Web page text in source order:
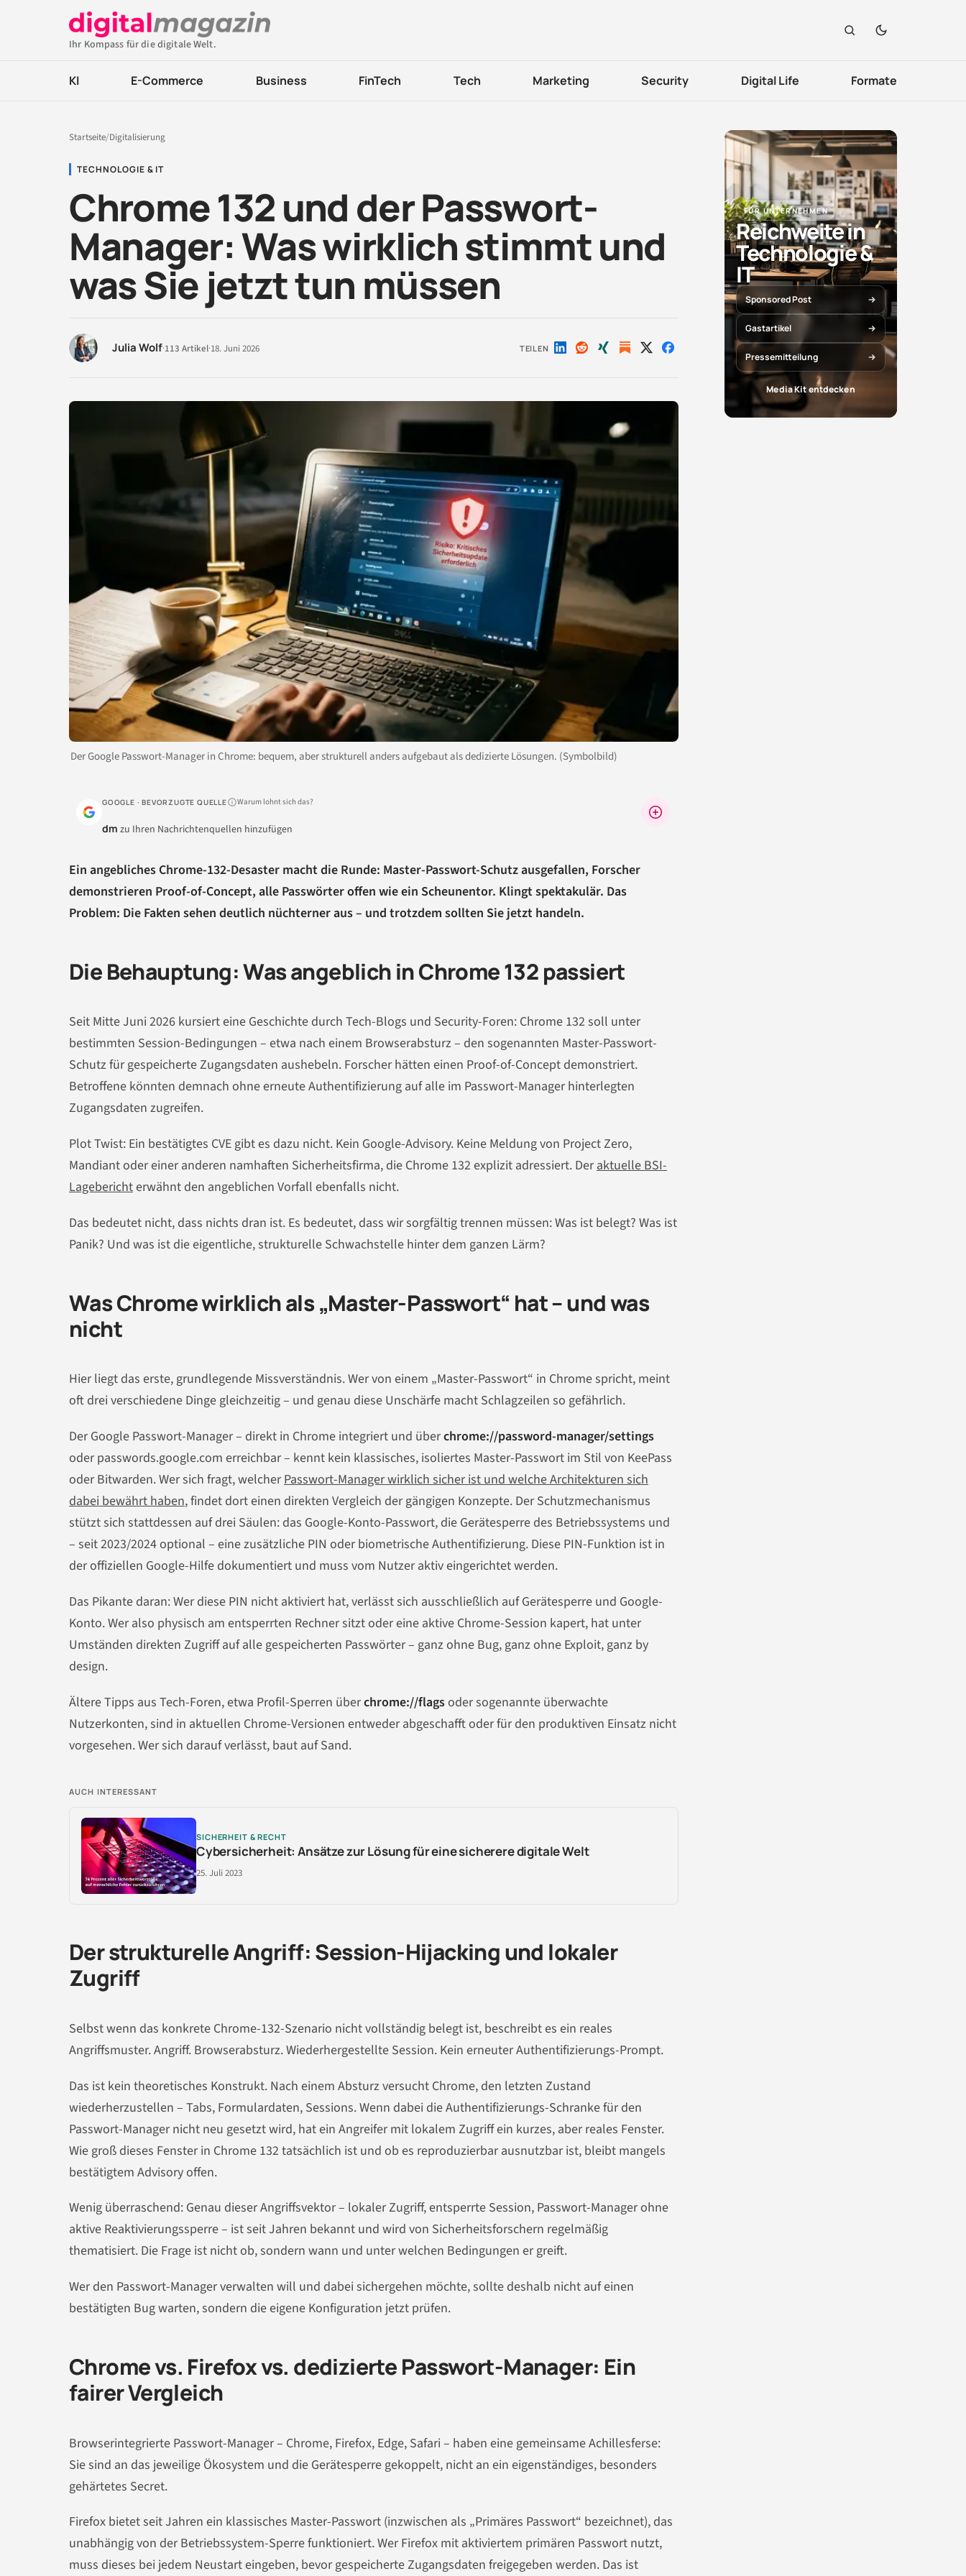
Ihr Kompass für die digitale Welt.
KI E-Commerce Business FinTech Tech Marketing Security Digital Life Formate
Startseite/Digitalisierung
TECHNOLOGIE & IT
Chrome 132 und der Passwort-
Manager: Was wirklich stimmt und
was Sie jetzt tun müssen
Julia Wolf·113 Artikel·18. Juni 2026 TEILEN Auf Auf Auf Auf Auf
Der Google Passwort-Manager in Chrome: bequem, aber strukturell anders aufgebaut als dedizierte Lösungen. (Symbolbild)
GOOGLE · BEVORZUGTE QUELLE Warum lohnt sich das?
dm zu Ihren Nachrichtenquellen hinzufügen
Ein angebliches Chrome-132-Desaster macht die Runde: Master-Passwort-Schutz ausgefallen, Forscher
demonstrieren Proof-of-Concept, alle Passwörter offen wie ein Scheunentor. Klingt spektakulär. Das
Problem: Die Fakten sehen deutlich nüchterner aus – und trotzdem sollten Sie jetzt handeln.
Die Behauptung: Was angeblich in Chrome 132 passiert
Seit Mitte Juni 2026 kursiert eine Geschichte durch Tech-Blogs und Security-Foren: Chrome 132 soll unter
bestimmten Session-Bedingungen – etwa nach einem Browserabsturz – den sogenannten Master-Passwort-
Schutz für gespeicherte Zugangsdaten aushebeln. Forscher hätten einen Proof-of-Concept demonstriert.
Betroffene könnten demnach ohne erneute Authentifizierung auf alle im Passwort-Manager hinterlegten
Zugangsdaten zugreifen.
Plot Twist: Ein bestätigtes CVE gibt es dazu nicht. Kein Google-Advisory. Keine Meldung von Project Zero,
Mandiant oder einer anderen namhaften Sicherheitsfirma, die Chrome 132 explizit adressiert. Deraktuelle BSI-
Lageberichterwähnt den angeblichen Vorfall ebenfalls nicht.
Das bedeutet nicht, dass nichts dran ist. Es bedeutet, dass wir sorgfältig trennen müssen: Was ist belegt? Was ist
Panik? Und was ist die eigentliche, strukturelle Schwachstelle hinter dem ganzen Lärm?
Was Chrome wirklich als „Master-Passwort“ hat – und was
nicht
Hier liegt das erste, grundlegende Missverständnis. Wer von einem „Master-Passwort“ in Chrome spricht, meint
oft drei verschiedene Dinge gleichzeitig – und genau diese Unschärfe macht Schlagzeilen so gefährlich.
Der Google Passwort-Manager – direkt in Chrome integriert und überchrome://password-manager/settings
oder passwords.google.com erreichbar – kennt kein klassisches, isoliertes Master-Passwort im Stil von KeePass
oder Bitwarden. Wer sich fragt, welcherPasswort-Manager wirklich sicher ist und welche Architekturen sich
dabei bewährt haben, findet dort einen direkten Vergleich der gängigen Konzepte. Der Schutzmechanismus
stützt sich stattdessen auf drei Säulen: das Google-Konto-Passwort, die Gerätesperre des Betriebssystems und
– seit 2023/2024 optional – eine zusätzliche PIN oder biometrische Authentifizierung. Diese PIN-Funktion ist in
der offiziellen Google-Hilfe dokumentiert und muss vom Nutzer aktiv eingerichtet werden.
Das Pikante daran: Wer diese PIN nicht aktiviert hat, verlässt sich ausschließlich auf Gerätesperre und Google-
Konto. Wer also physisch am entsperrten Rechner sitzt oder eine aktive Chrome-Session kapert, hat unter
Umständen direkten Zugriff auf alle gespeicherten Passwörter – ganz ohne Bug, ganz ohne Exploit, ganz by
design.
Ältere Tipps aus Tech-Foren, etwa Profil-Sperren überchrome://flagsoder sogenannte überwachte
Nutzerkonten, sind in aktuellen Chrome-Versionen entweder abgeschafft oder für den produktiven Einsatz nicht
vorgesehen. Wer sich darauf verlässt, baut auf Sand.
AUCH INTERESSANT
SICHERHEIT & RECHT
Cybersicherheit: Ansätze zur Lösung für eine sicherere digitale Welt
25. Juli 2023
Der strukturelle Angriff: Session-Hijacking und lokaler
Zugriff
Selbst wenn das konkrete Chrome-132-Szenario nicht vollständig belegt ist, beschreibt es ein reales
Angriffsmuster. Angriff. Browserabsturz. Wiederhergestellte Session. Kein erneuter Authentifizierungs-Prompt.
Das ist kein theoretisches Konstrukt. Nach einem Absturz versucht Chrome, den letzten Zustand
wiederherzustellen – Tabs, Formulardaten, Sessions. Wenn dabei die Authentifizierungs-Schranke für den
Passwort-Manager nicht neu gesetzt wird, hat ein Angreifer mit lokalem Zugriff ein kurzes, aber reales Fenster.
Wie groß dieses Fenster in Chrome 132 tatsächlich ist und ob es reproduzierbar ausnutzbar ist, bleibt mangels
bestätigtem Advisory offen.
Wenig überraschend: Genau dieser Angriffsvektor – lokaler Zugriff, entsperrte Session, Passwort-Manager ohne
aktive Reaktivierungssperre – ist seit Jahren bekannt und wird von Sicherheitsforschern regelmäßig
thematisiert. Die Frage ist nicht ob, sondern wann und unter welchen Bedingungen er greift.
Wer den Passwort-Manager verwalten will und dabei sichergehen möchte, sollte deshalb nicht auf einen
bestätigten Bug warten, sondern die eigene Konfiguration jetzt prüfen.
Chrome vs. Firefox vs. dedizierte Passwort-Manager: Ein
fairer Vergleich
Browserintegrierte Passwort-Manager – Chrome, Firefox, Edge, Safari – haben eine gemeinsame Achillesferse:
Sie sind an das jeweilige Ökosystem und die Gerätesperre gekoppelt, nicht an ein eigenständiges, besonders
gehärtetes Secret.
Firefox bietet seit Jahren ein klassisches Master-Passwort (inzwischen als „Primäres Passwort“ bezeichnet), das
unabhängig von der Betriebssystem-Sperre funktioniert. Wer Firefox mit aktiviertem primären Passwort nutzt,
muss dieses bei jedem Neustart eingeben, bevor gespeicherte Zugangsdaten freigegeben werden. Das ist
FÜR UNTERNEHMEN
Reichweite in
Technologie &
IT
Sponsored Post
Gastartikel
Pressemitteilung
Media Kit entdecken